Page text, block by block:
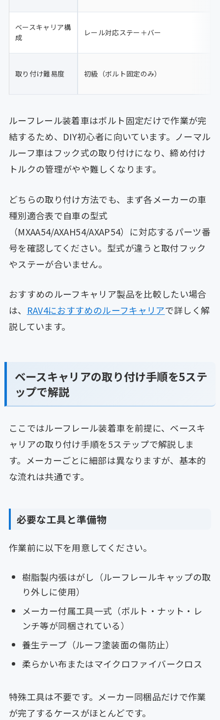
ベースキャリア構
成
レール対応ステー＋バー
取り付け難易度 初級（ボルト固定のみ）
ルーフレール装着車はボルト固定だけで作業が完
結するため、DIY初心者に向いています。ノーマル
ルーフ車はフック式の取り付けになり、締め付け
トルクの管理がやや難しくなります。
どちらの取り付け方法でも、まず各メーカーの車
種別適合表で自車の型式
（MXAA54/AXAH54/AXAP54）に対応するパーツ番
号を確認してください。型式が違うと取付フック
やステーが合いません。
おすすめのルーフキャリア製品を比較したい場合
は、 RAV4におすすめのルーフキャリアで詳しく解
説しています。
ベースキャリアの取り付け手順を5ステ
ップで解説
ここではルーフレール装着車を前提に、ベースキ
ャリアの取り付け手順を5ステップで解説しま
す。メーカーごとに細部は異なりますが、基本的
な流れは共通です。
必要な工具と準備物
作業前に以下を用意してください。
樹脂製内張はがし（ルーフレールキャップの取
り外しに使用）
メーカー付属工具一式（ボルト・ナット・レ
ンチ等が同梱されている）
養生テープ（ルーフ塗装面の傷防止）
柔らかい布またはマイクロファイバークロス
特殊工具は不要です。メーカー同梱品だけで作業
が完了するケースがほとんどです。